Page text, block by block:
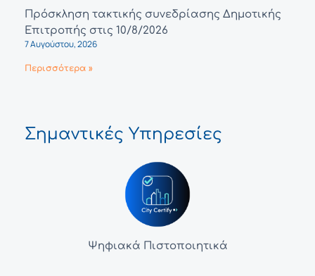
Πρόσκληση τακτικής συνεδρίασης Δημοτικής
Επιτροπής στις 10/8/2026
7 Αυγούστου, 2026
Περισσότερα »
Σημαντικές Υπηρεσίες
Ψηφιακά Πιστοποιητικά